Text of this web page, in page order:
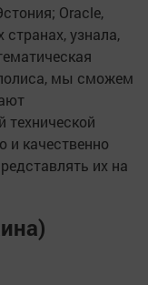
Oracle,
узнала,
мы сможем
технической
и качественно
их на